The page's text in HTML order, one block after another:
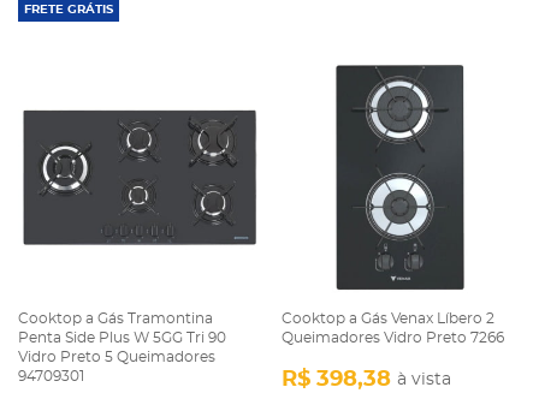
FRETE GRÁTIS
Cooktop a Gás Tramontina
Penta Side Plus W 5GG Tri 90
Vidro Preto 5 Queimadores
94709301
Cooktop a Gás Venax Líbero 2
Queimadores Vidro Preto 7266
R$ 398,38 à vista